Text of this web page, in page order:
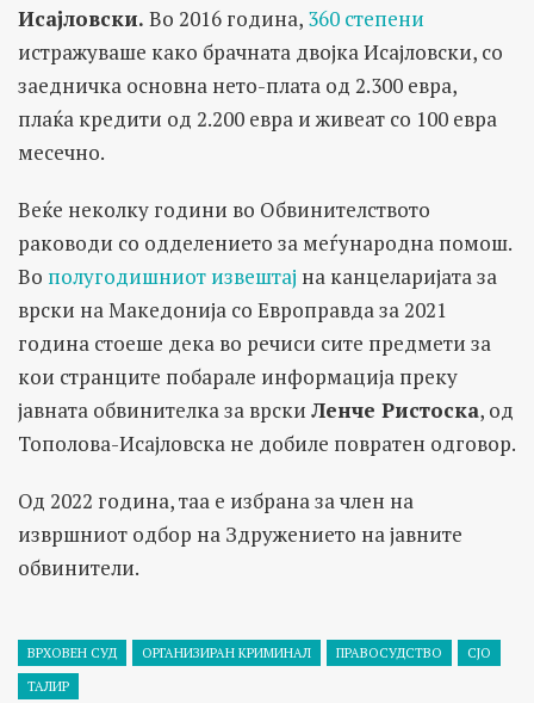
Исајловски. Во 2016 година, 360 степени
истражуваше како брачната двојка Исајловски, со
заедничка основна нето-плата од 2.300 евра,
плаќа кредити од 2.200 евра и живеат со 100 евра
месечно.
Веќе неколку години во Обвинителството
раководи со одделението за меѓународна помош.
Во полугодишниот извештај на канцеларијата за
врски на Македонија со Европравда за 2021
година стоеше дека во речиси сите предмети за
кои странците побарале информација преку
јавната обвинителка за врски Ленче Ристоска, од
Тополова-Исајловска не добиле повратен одговор.
Од 2022 година, таа е избрана за член на
извршниот одбор на Здружението на јавните
обвинители.
ВРХОВЕН СУД ОРГАНИЗИРАН КРИМИНАЛ ПРАВОСУДСТВО
СЈО
ТАЛИР